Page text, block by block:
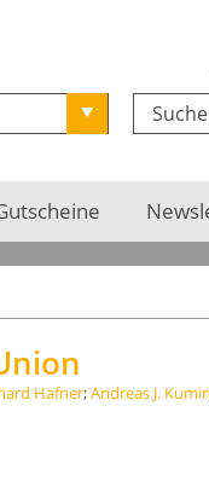
Hafner;Andreas J. Kumin